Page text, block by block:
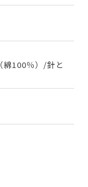
綿100％）/針と